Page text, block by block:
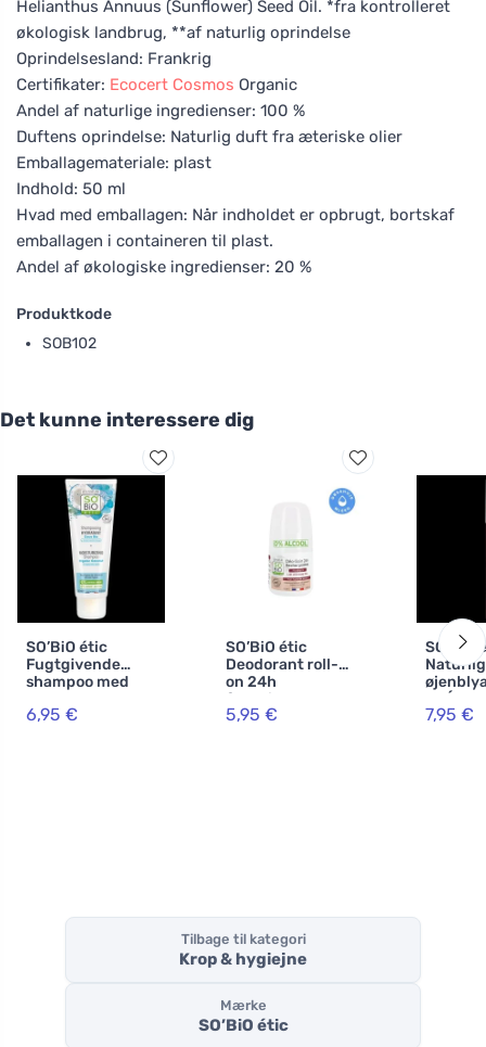
Helianthus Annuus (Sunflower) Seed Oil. *fra kontrolleret
økologisk landbrug, **af naturlig oprindelse
Oprindelsesland: Frankrig
Certifikater: Ecocert Cosmos Organic
Andel af naturlige ingredienser: 100 %
Duftens oprindelse: Naturlig duft fra æteriske olier
Emballagemateriale: plast
Indhold: 50 ml
Hvad med emballagen: Når indholdet er opbrugt, bortskaf
emballagen i containeren til plast.
Andel af økologiske ingredienser: 20 %
Produktkode
SOB102
Det kunne interessere dig
SO’BiO étic
Fugtgivende
shampoo med
hyaluronsyre -
6,95 €
SO’BiO étic
Deodorant roll-
on 24h
fugtgivende med
æselmælk -
5,95 €
SO’BiO
Naturlig
g) 02
7,95 €
Tilbage til kategori
Krop & hygiejne
Mærke
SO’BiO étic